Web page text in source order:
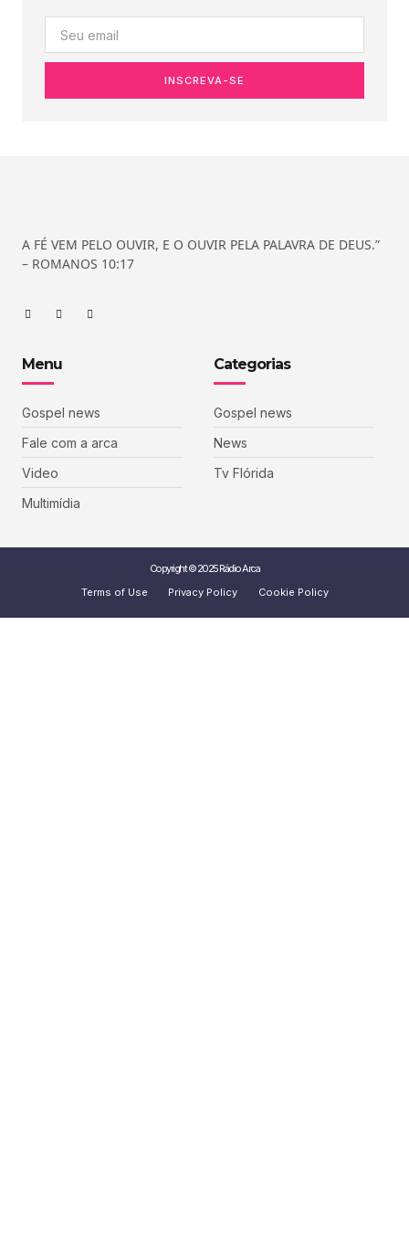
INSCREVA-SE
A FÉ VEM PELO OUVIR, E O OUVIR PELA PALAVRA DE DEUS.”
– ROMANOS 10:17
Menu
Gospel news
Fale com a arca
Video
Multimídia
Categorias
Gospel news
News
Tv Flórida
Copyright © 2025 Rádio Arca
Terms of Use
Privacy Policy Cookie Policy